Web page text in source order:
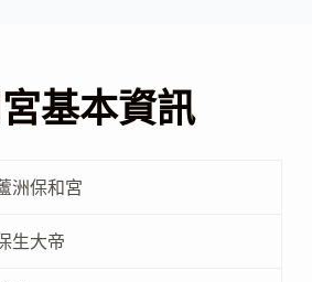
基本資訊
洲保和宮
生大帝